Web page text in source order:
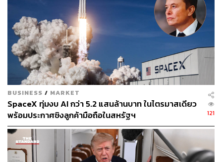
ดำรงเกียรติ มาลา
Content Creator THE STANDARD WEALTH
BUSINESS / MARKET
SpaceX ทุ่มงบ AI กว่า 5.2 แสนล้านบาท ในไตรมาสเดียว
พร้อมประกาศชิงลูกค้ามือถือในสหรัฐฯ
121